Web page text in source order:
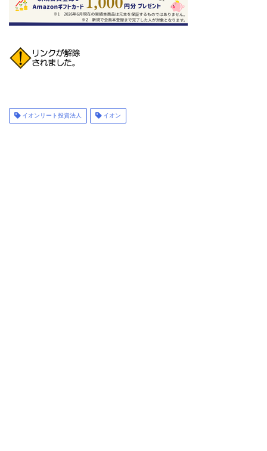
イオンリート投資法人 イオン